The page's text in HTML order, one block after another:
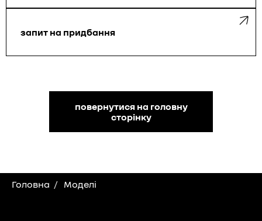
запит на придбання
повернутися на головну
сторінку
Головна Моделі